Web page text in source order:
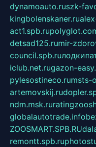
dynamoauto.ruszk-
kingbolenskaner.ru
act1.spb.ru
detsad125.rumir-
council.spb.ru
iclub.net.rugazon-
pylesostineco.rumsts-
artemovskij.ru
ndm.msk.ru
globalautotrade.info
ZOOSMART.SPB.RU
remontt.spb.ru